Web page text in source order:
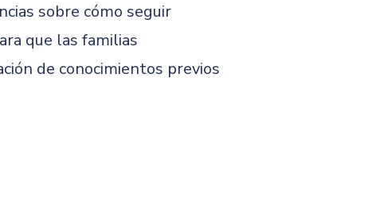
sobre cómo seguir
que las familias
de conocimientos previos